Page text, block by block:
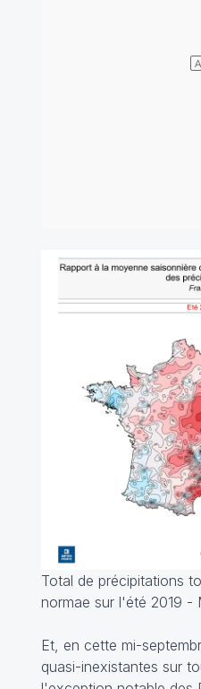
Total de précipitations
normae sur l'été 2019 -
Et, en cette mi-
quasi-inexistantes sur